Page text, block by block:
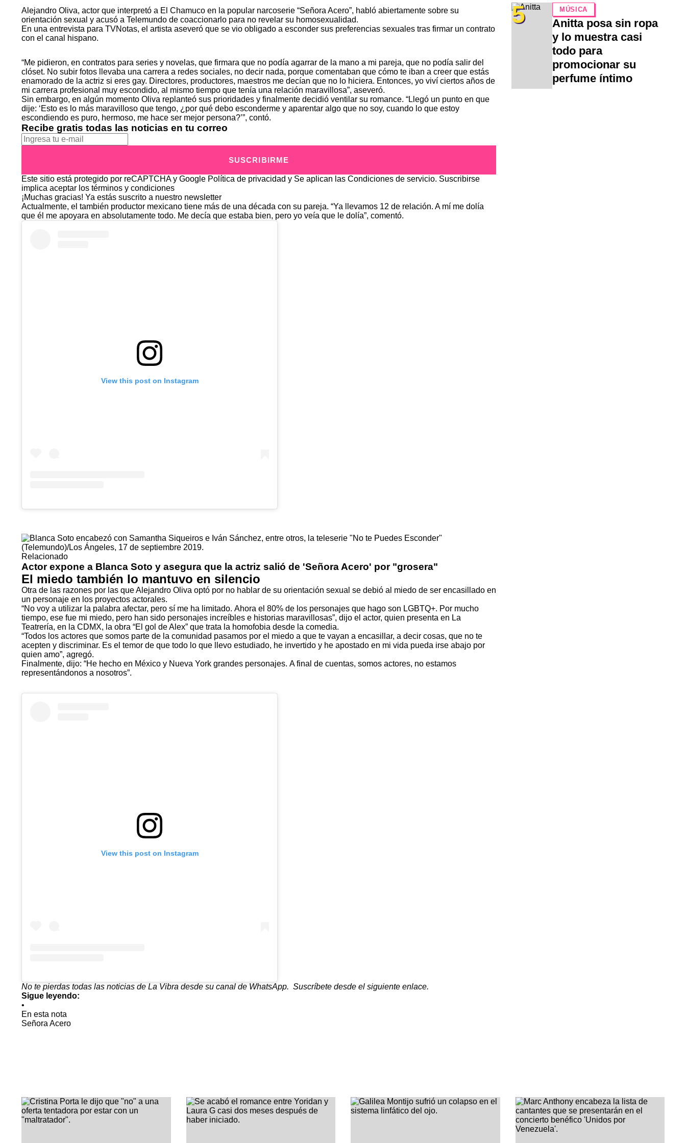
Alejandro Oliva, actor que interpretó a El Chamuco en la popular narcoserie “Señora Acero”, habló abiertamente sobre su
orientación sexual y acusó a Telemundo de coaccionarlo para no revelar su homosexualidad.
En una entrevista para TVNotas, el artista aseveró que se vio obligado a esconder sus preferencias sexuales tras firmar un contrato
con el canal hispano.
“Me pidieron, en contratos para series y novelas, que firmara que no podía agarrar de la mano a mi pareja, que no podía salir del
clóset. No subir fotos llevaba una carrera a redes sociales, no decir nada, porque comentaban que cómo te iban a creer que estás
enamorado de la actriz si eres gay. Directores, productores, maestros me decían que no lo hiciera. Entonces, yo viví ciertos años de
mi carrera profesional muy escondido, al mismo tiempo que tenía una relación maravillosa”, aseveró.
Sin embargo, en algún momento Oliva replanteó sus prioridades y finalmente decidió ventilar su romance. “Llegó un punto en que
dije: ‘Esto es lo más maravilloso que tengo, ¿por qué debo esconderme y aparentar algo que no soy, cuando lo que estoy
escondiendo es puro, hermoso, me hace ser mejor persona?’”, contó.
Recibe gratis todas las noticias en tu correo
SUSCRIBIRME
Este sitio está protegido por reCAPTCHA y Google Política de privacidad y Se aplican las Condiciones de servicio. Suscribirse
implica aceptar los términos y condiciones
¡Muchas gracias! Ya estás suscrito a nuestro newsletter
Actualmente, el también productor mexicano tiene más de una década con su pareja. “Ya llevamos 12 de relación. A mí me dolía
que él me apoyara en absolutamente todo. Me decía que estaba bien, pero yo veía que le dolía”, comentó.
View this post on Instagram
Relacionado
Actor expone a Blanca Soto y asegura que la actriz salió de 'Señora Acero' por "grosera"
El miedo también lo mantuvo en silencio
Otra de las razones por las que Alejandro Oliva optó por no hablar de su orientación sexual se debió al miedo de ser encasillado en
un personaje en los proyectos actorales.
“No voy a utilizar la palabra afectar, pero sí me ha limitado. Ahora el 80% de los personajes que hago son LGBTQ+. Por mucho
tiempo, ese fue mi miedo, pero han sido personajes increíbles e historias maravillosas”, dijo el actor, quien presenta en La
Teatrería, en la CDMX, la obra “El gol de Alex” que trata la homofobia desde la comedia.
“Todos los actores que somos parte de la comunidad pasamos por el miedo a que te vayan a encasillar, a decir cosas, que no te
acepten y discriminar. Es el temor de que todo lo que llevo estudiado, he invertido y he apostado en mi vida pueda irse abajo por
quien amo”, agregó.
Finalmente, dijo: “He hecho en México y Nueva York grandes personajes. A final de cuentas, somos actores, no estamos
representándonos a nosotros”.
View this post on Instagram
No te pierdas todas las noticias de La Vibra desde su canal de WhatsApp. Suscríbete desde el siguiente enlace.
Sigue leyendo:
•
En esta nota
Señora Acero
5 MÚSICA
Anitta posa sin ropa
y lo muestra casi
todo para
promocionar su
perfume íntimo